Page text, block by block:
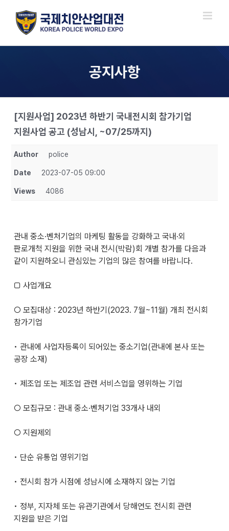
content
공지사항
[지원사업] 2023년 하반기 국내전시회 참가기업
지원사업 공고 (성남시, ~07/25까지)
Author police
Date 2023-07-05 09:00
Views 4086
관내 중소·벤처기업의 마케팅 활동을 강화하고 국내·외
판로개척 지원을 위한 국내 전시(박람)회 개별 참가를 다음과
같이 지원하오니 관심있는 기업의 많은 참여를 바랍니다.
□ 사업개요
○ 모집대상 : 2023년 하반기(2023. 7월~11월) 개최 전시회
참가기업
• 관내에 사업자등록이 되어있는 중소기업(관내에 본사 또는
공장 소재)
• 제조업 또는 제조업 관련 서비스업을 영위하는 기업
○ 모집규모 : 관내 중소·벤처기업 33개사 내외
○ 지원제외
• 단순 유통업 영위기업
• 전시회 참가 시점에 성남시에 소재하지 않는 기업
• 정부, 지자체 또는 유관기관에서 당해연도 전시회 관련
지원을 받은 기업